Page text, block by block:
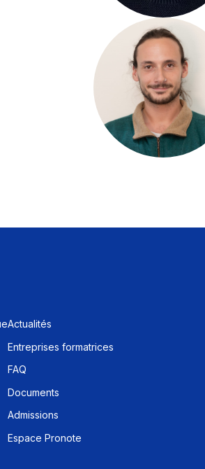
Actualités
Entreprises formatrices
FAQ
Documents
Admissions
Espace Pronote